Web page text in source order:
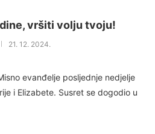
vršiti volju tvoju!
21. 12. 2024.
evanđelje posljednje nedjelje
i Elizabete. Susret se dogodio u